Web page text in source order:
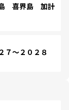
喜界島 加計
～２０２８